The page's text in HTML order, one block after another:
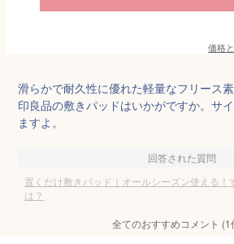
価格
滑らかで耐久性に優れた軽量なフリース
印良品の敷きパッドはいかがですか。サ
ますよ。
回答された質問
置くだけ敷きパッド｜オールシーズン使える！
は？
全てのおすすめコメント (1